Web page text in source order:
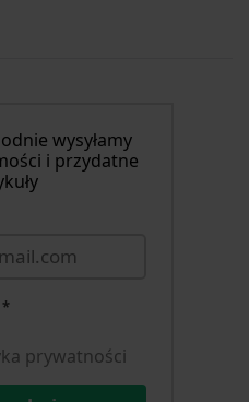
wysyłamy
i przydatne
*
prywatności